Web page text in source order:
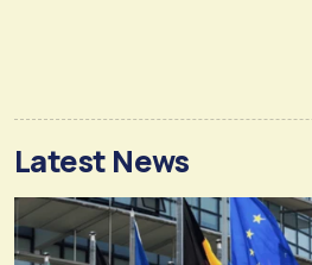
Latest News